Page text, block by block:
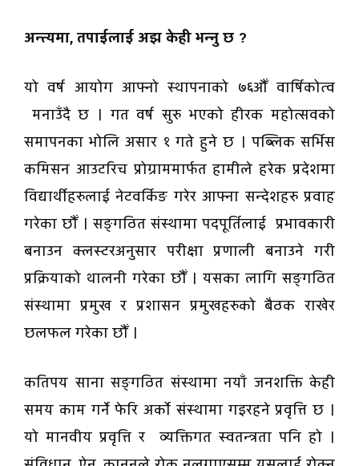
अन्त्यमा, तपाईलाई अझ केही भन्नु छ ?
यो वर्ष आयोग आफ्नो स्थापनाको ७६औँ वार्षिकोत्व
मनाउँदै छ । गत वर्ष सुरु भएको हीरक महोत्सवको
समापनका भोलि असार १ गते हुने छ । पब्लिक सर्भिस
कमिसन आउटरिच प्रोग्राममार्फत हामीले हरेक प्रदेशमा
विद्यार्थीहरुलाई नेटवर्किङ गरेर आफ्ना सन्देशहरु प्रवाह
गरेका छौँ । सङ्गठित संस्थामा पदपूर्तिलाई प्रभावकारी
बनाउन क्लस्टरअनुसार परीक्षा प्रणाली बनाउने गरी
प्रक्रियाको थालनी गरेका छौँ । यसका लागि सङ्गठित
संस्थामा प्रमुख र प्रशासन प्रमुखहरुको बैठक राखेर
छलफल गरेका छौँ ।
कतिपय साना सङ्गठित संस्थामा नयाँ जनशक्ति केही
समय काम गर्ने फेरि अर्को संस्थामा गइरहने प्रवृत्ति छ ।
यो मानवीय प्रवृत्ति र व्यक्तिगत स्वतन्त्रता पनि हो ।